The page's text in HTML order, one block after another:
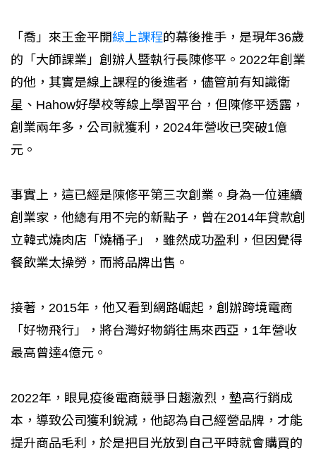
「喬」來王金平開線上課程的幕後推手，是現年36歲
的「大師課業」創辦人暨執行長陳修平。2022年創業
的他，其實是線上課程的後進者，儘管前有知識衛
星、Hahow好學校等線上學習平台，但陳修平透露，
創業兩年多，公司就獲利，2024年營收已突破1億
元。
事實上，這已經是陳修平第三次創業。身為一位連續
創業家，他總有用不完的新點子，曾在2014年貸款創
立韓式燒肉店「燒桶子」，雖然成功盈利，但因覺得
餐飲業太操勞，而將品牌出售。
接著，2015年，他又看到網路崛起，創辦跨境電商
「好物飛行」，將台灣好物銷往馬來西亞，1年營收
最高曾達4億元。
2022年，眼見疫後電商競爭日趨激烈，墊高行銷成
本，導致公司獲利銳減，他認為自己經營品牌，才能
提升商品毛利，於是把目光放到自己平時就會購買的